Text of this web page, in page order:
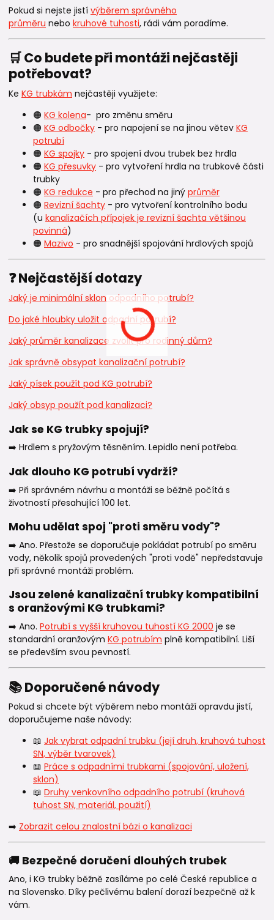
Pokud si nejste jistí výběrem správného
průměru nebo kruhové tuhosti, rádi vám poradíme.
🛒 Co budete při montáži nejčastěji
potřebovat?
Ke KG trubkám nejčastěji využijete:
🟠 KG kolena- pro změnu směru
🟠 KG odbočky - pro napojení se na jinou větev KG
potrubí
🟠 KG spojky - pro spojení dvou trubek bez hrdla
🟠 KG přesuvky - pro vytvoření hrdla na trubkové části
trubky
🟠 KG redukce - pro přechod na jiný průměr
🟠 Revizní šachty - pro vytvoření kontrolního bodu
(u kanalizačích přípojek je revizní šachta většinou
povinná)
🟠 Mazivo - pro snadnější spojování hrdlových spojů
❓ Nejčastější dotazy
Jaký je minimální sklon odpadního potrubí?
Do jaké hloubky uložit odpadní potrubí?
Jaký průměr kanalizace zvolit pro rodinný dům?
Jak správně obsypat kanalizační potrubí?
Jaký písek použít pod KG potrubí?
Jaký obsyp použít pod kanalizaci?
Jak se KG trubky spojují?
➡️ Hrdlem s pryžovým těsněním. Lepidlo není potřeba.
Jak dlouho KG potrubí vydrží?
➡️ Při správném návrhu a montáži se běžně počítá s
životností přesahující 100 let.
Mohu udělat spoj "proti směru vody"?
➡️ Ano. Přestože se doporučuje pokládat potrubí po směru
vody, několik spojů provedených "proti vodě" nepředstavuje
při správné montáži problém.
Jsou zelené kanalizační trubky kompatibilní
s oranžovými KG trubkami?
➡️ Ano. Potrubí s vyšší kruhovou tuhostí KG 2000 je se
standardní oranžovým KG potrubím plně kompatibilní. Liší
se především svou pevností.
📚 Doporučené návody
Pokud si chcete být výběrem nebo montáží opravdu jistí,
doporučujeme naše návody:
📖 Jak vybrat odpadní trubku (její druh, kruhová tuhost
SN, výběr tvarovek)
📖 Práce s odpadními trubkami (spojování, uložení,
sklon)
📖 Druhy venkovního odpadního potrubí (kruhová
tuhost SN, materiál, použití)
➡️ Zobrazit celou znalostní bázi o kanalizaci
🚚 Bezpečné doručení dlouhých trubek
Ano, i KG trubky běžně zasíláme po celé České republice a
na Slovensko. Díky pečlivému balení dorazí bezpečně až k
vám.